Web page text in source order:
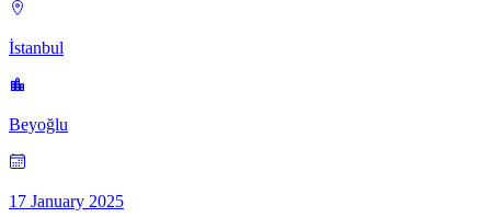
İstanbul
Beyoğlu
17 January 2025